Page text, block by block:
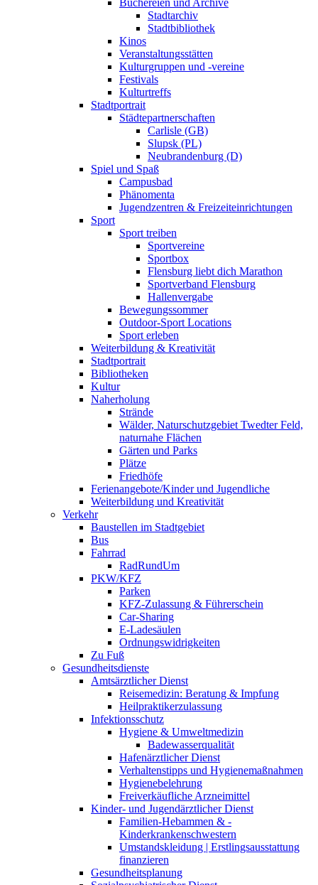
Büchereien und Archive
Stadtarchiv
Stadtbibliothek
Kinos
Veranstaltungsstätten
Kulturgruppen und -vereine
Festivals
Kulturtreffs
Stadtportrait
Städtepartnerschaften
Carlisle (GB)
Slupsk (PL)
Neubrandenburg (D)
Spiel und Spaß
Campusbad
Phänomenta
Jugendzentren & Freizeiteinrichtungen
Sport
Sport treiben
Sportvereine
Sportbox
Flensburg liebt dich Marathon
Sportverband Flensburg
Hallenvergabe
Bewegungssommer
Outdoor-Sport Locations
Sport erleben
Weiterbildung & Kreativität
Stadtportrait
Bibliotheken
Kultur
Naherholung
Strände
Wälder, Naturschutzgebiet Twedter Feld,
naturnahe Flächen
Gärten und Parks
Plätze
Friedhöfe
Ferienangebote/Kinder und Jugendliche
Weiterbildung und Kreativität
Verkehr
Baustellen im Stadtgebiet
Bus
Fahrrad
RadRundUm
PKW/KFZ
Parken
KFZ-Zulassung & Führerschein
Car-Sharing
E-Ladesäulen
Ordnungswidrigkeiten
Zu Fuß
Gesundheitsdienste
Amtsärztlicher Dienst
Reisemedizin: Beratung & Impfung
Heilpraktikerzulassung
Infektionsschutz
Hygiene & Umweltmedizin
Badewasserqualität
Hafenärztlicher Dienst
Verhaltenstipps und Hygienemaßnahmen
Hygienebelehrung
Freiverkäufliche Arzneimittel
Kinder- und Jugendärztlicher Dienst
Familien-Hebammen & -
Kinderkrankenschwestern
Umstandskleidung | Erstlingsausstattung
finanzieren
Gesundheitsplanung